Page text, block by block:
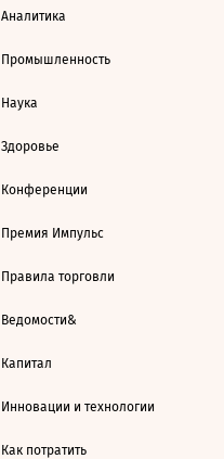
Аналитика
Промышленность
Наука
Здоровье
Конференции
Премия Импульс
Правила торговли
Ведомости&
Капитал
Инновации и технологии
Как потратить